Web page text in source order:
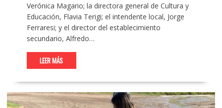
Verónica Magario; la directora general de Cultura y
Educación, Flavia Terigi; el intendente local, Jorge
Ferraresi; y el director del establecimiento
secundario, Alfredo…
LEER MÁS